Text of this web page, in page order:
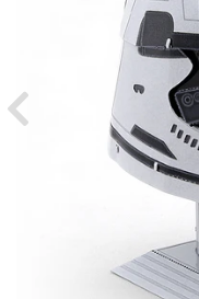
Previous